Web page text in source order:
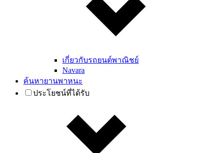
เกี่ยวกับรถยนต์พาณิชย์
Navara
ค้นหายานพาหนะ
ประโยชน์ที่ได้รับ